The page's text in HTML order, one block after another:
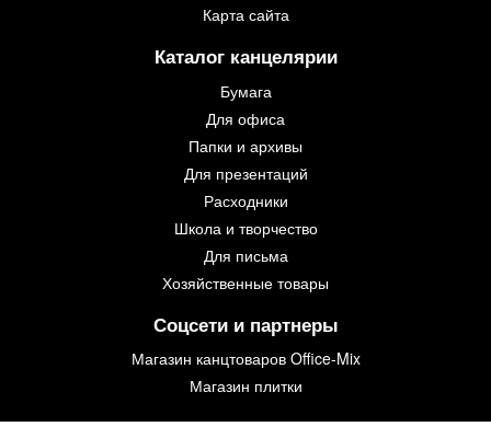
Карта сайта
Каталог канцелярии
Бумага
Для офиса
Папки и архивы
Для презентаций
Расходники
Школа и творчество
Для письма
Хозяйственные товары
Соцсети и партнеры
Магазин канцтоваров Office-Mix
Магазин плитки